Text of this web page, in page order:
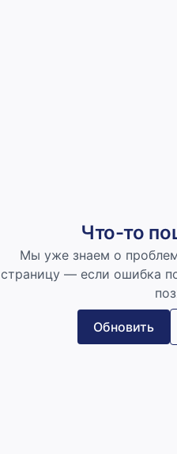
Что-то
Мы уже знаем о
страницу — если ошибка
Обновить